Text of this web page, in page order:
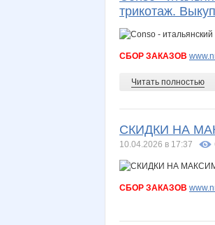
трикотаж.
СБОР ЗАКАЗОВ
Читать полностью
СКИДКИ НА
10.04.2026 в 17:37
СБОР ЗАКАЗОВ